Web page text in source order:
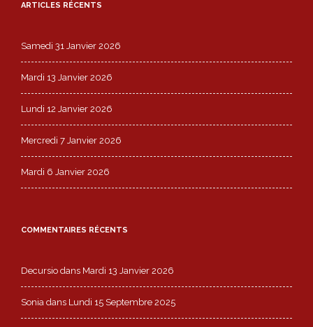
ARTICLES RÉCENTS
Samedi 31 Janvier 2026
Mardi 13 Janvier 2026
Lundi 12 Janvier 2026
Mercredi 7 Janvier 2026
Mardi 6 Janvier 2026
COMMENTAIRES RÉCENTS
Decursio dans Mardi 13 Janvier 2026
Sonia dans Lundi 15 Septembre 2025